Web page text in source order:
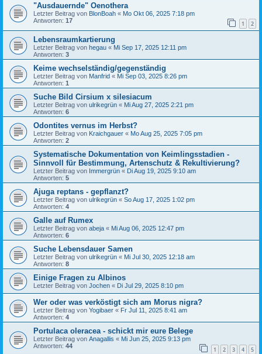
"Ausdauernde" Oenothera
Letzter Beitrag von BlonBoah « Mo Okt 06, 2025 7:18 pm
Antworten: 17 1 2
Lebensraumkartierung
Letzter Beitrag von hegau « Mi Sep 17, 2025 12:11 pm
Antworten: 3
Keime wechselständig/gegenständig
Letzter Beitrag von Manfrid « Mi Sep 03, 2025 8:26 pm
Antworten: 1
Suche Bild Cirsium x silesiacum
Letzter Beitrag von ulrikegrün « Mi Aug 27, 2025 2:21 pm
Antworten: 6
Odontites vernus im Herbst?
Letzter Beitrag von Kraichgauer « Mo Aug 25, 2025 7:05 pm
Antworten: 2
Systematische Dokumentation von Keimlingsstadien -
Sinnvoll für Bestimmung, Artenschutz & Rekultivierung?
Letzter Beitrag von Immergrün « Di Aug 19, 2025 9:10 am
Antworten: 5
Ajuga reptans - gepflanzt?
Letzter Beitrag von ulrikegrün « So Aug 17, 2025 1:02 pm
Antworten: 4
Galle auf Rumex
Letzter Beitrag von abeja « Mi Aug 06, 2025 12:47 pm
Antworten: 6
Suche Lebensdauer Samen
Letzter Beitrag von ulrikegrün « Mi Jul 30, 2025 12:18 am
Antworten: 8
Einige Fragen zu Albinos
Letzter Beitrag von Jochen « Di Jul 29, 2025 8:10 pm
Wer oder was verköstigt sich am Morus nigra?
Letzter Beitrag von Yogibaer « Fr Jul 11, 2025 8:41 am
Antworten: 4
Portulaca oleracea - schickt mir eure Belege
Letzter Beitrag von Anagallis « Mi Jun 25, 2025 9:13 pm
Antworten: 44 1 2 3 4 5